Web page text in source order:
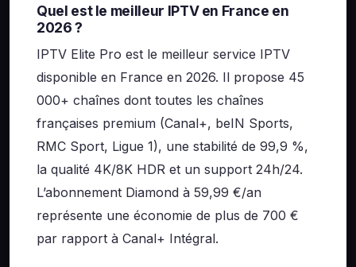
Quel est le meilleur IPTV en France en
2026 ?
IPTV Elite Pro est le meilleur service IPTV
disponible en France en 2026. Il propose 45
000+ chaînes dont toutes les chaînes
françaises premium (Canal+, beIN Sports,
RMC Sport, Ligue 1), une stabilité de 99,9 %,
la qualité 4K/8K HDR et un support 24h/24.
L’abonnement Diamond à 59,99 €/an
représente une économie de plus de 700 €
par rapport à Canal+ Intégral.